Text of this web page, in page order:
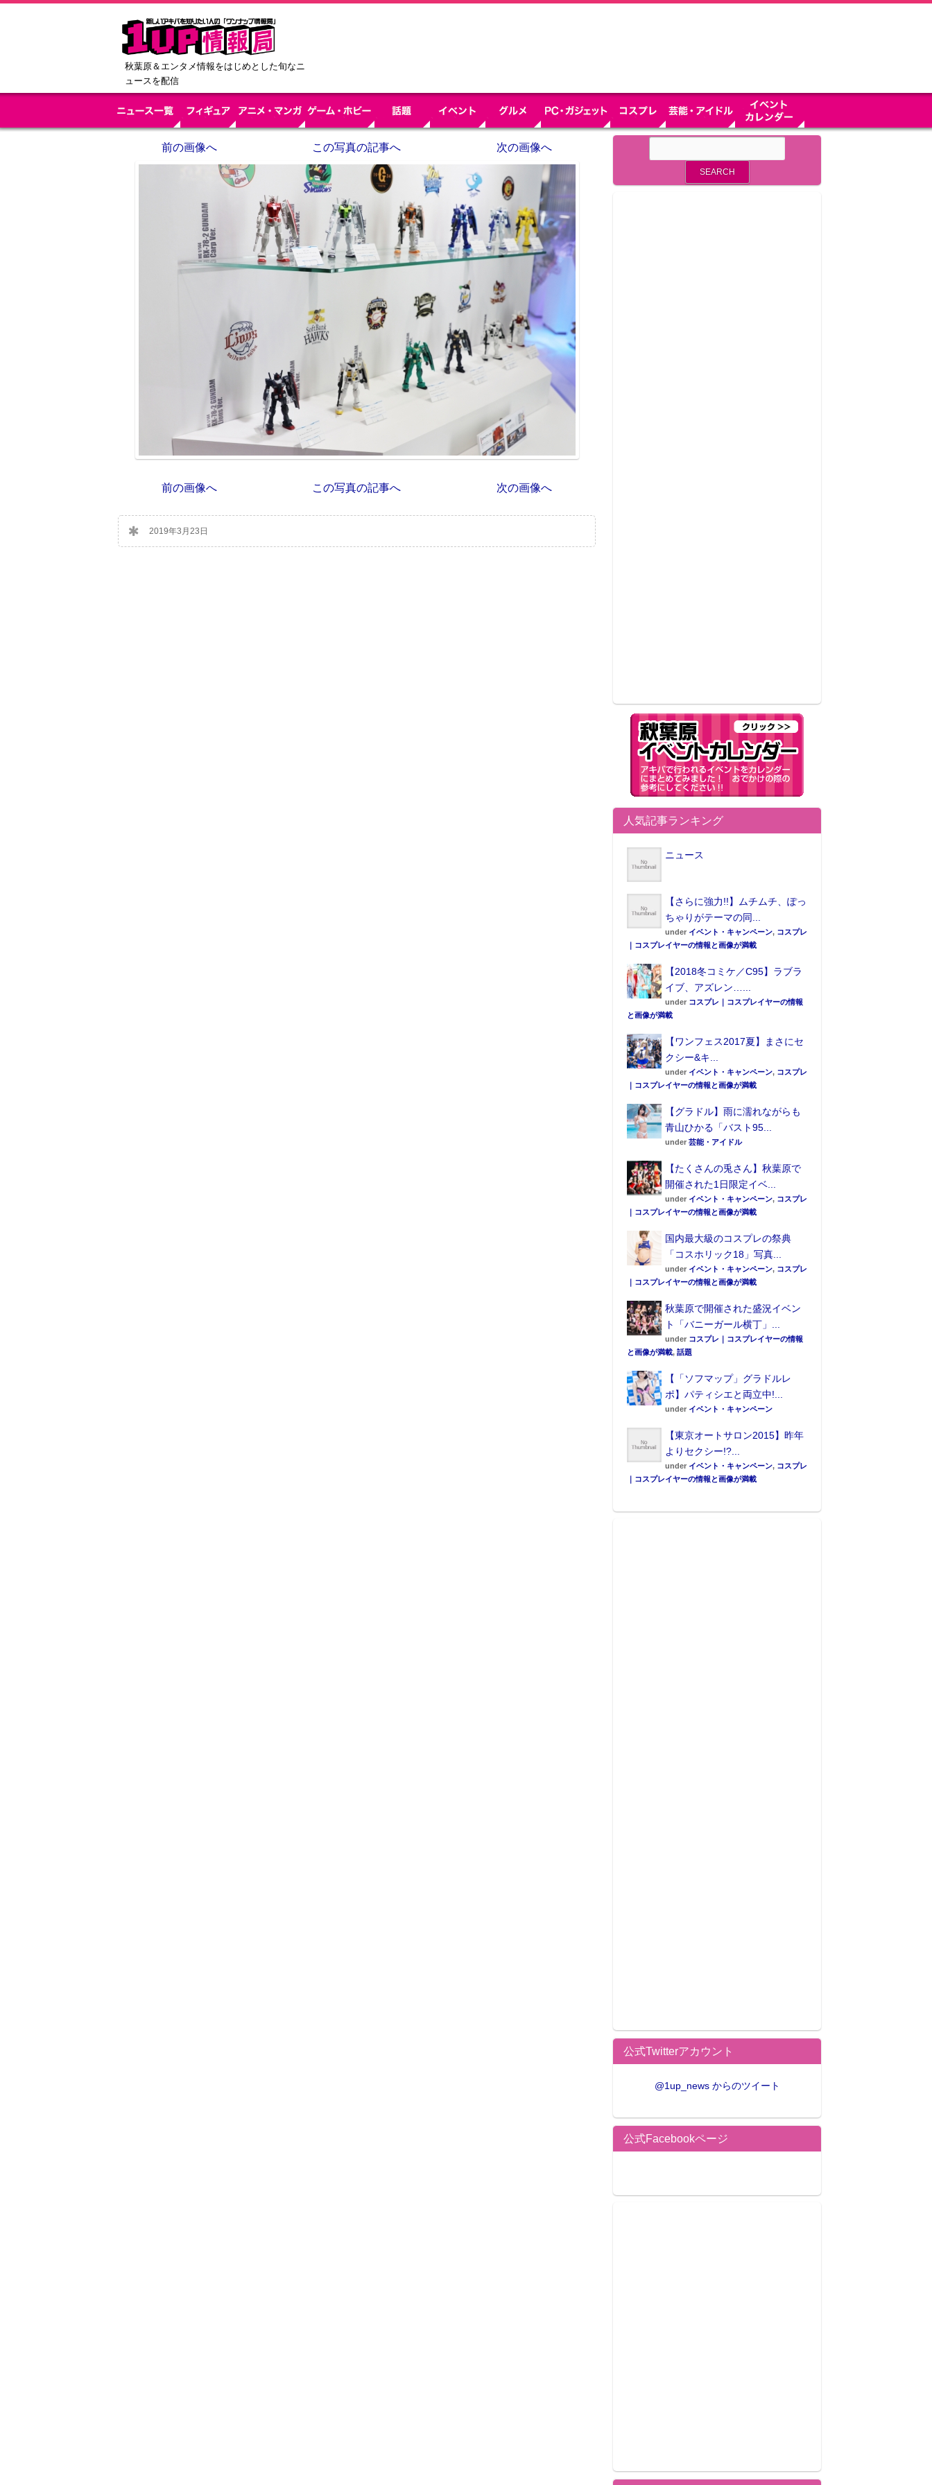
秋葉原＆エンタメ情報をはじめとした旬なニ
ュースを配信
前の画像へ この写真の記事へ 次の画像へ
前の画像へ この写真の記事へ 次の画像へ
2019年3月23日
人気記事ランキング
ニュース
【さらに強力!!】ムチムチ、ぽっ
ちゃりがテーマの同...
under イベント・キャンペーン, コスプレ
｜コスプレイヤーの情報と画像が満載
【2018冬コミケ／C95】ラブラ
イブ、アズレン…...
under コスプレ｜コスプレイヤーの情報
と画像が満載
【ワンフェス2017夏】まさにセ
クシー&キ...
under イベント・キャンペーン, コスプレ
｜コスプレイヤーの情報と画像が満載
【グラドル】雨に濡れながらも
青山ひかる「バスト95...
under 芸能・アイドル
【たくさんの兎さん】秋葉原で
開催された1日限定イベ...
under イベント・キャンペーン, コスプレ
｜コスプレイヤーの情報と画像が満載
国内最大級のコスプレの祭典
「コスホリック18」写真...
under イベント・キャンペーン, コスプレ
｜コスプレイヤーの情報と画像が満載
秋葉原で開催された盛況イベン
ト「バニーガール横丁」...
under コスプレ｜コスプレイヤーの情報
と画像が満載, 話題
【「ソフマップ」グラドルレ
ポ】パティシエと両立中!...
under イベント・キャンペーン
【東京オートサロン2015】昨年
よりセクシー!?...
under イベント・キャンペーン, コスプレ
｜コスプレイヤーの情報と画像が満載
公式Twitterアカウント
@1up_news からのツイート
公式Facebookページ